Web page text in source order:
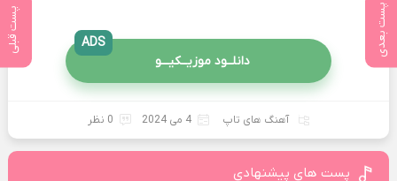
پست بعدی پست قبلی
دانلــود موزیــکیـــو
ADS
آهنگ های تاپ 4 می 2024 0 نظر
پست های پیشنهادی